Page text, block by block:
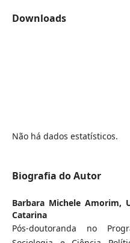
Downloads
Não há dados estatísticos.
Biografia do Autor
Barbara Michele Amorim,
Catarina
Pós-doutoranda no